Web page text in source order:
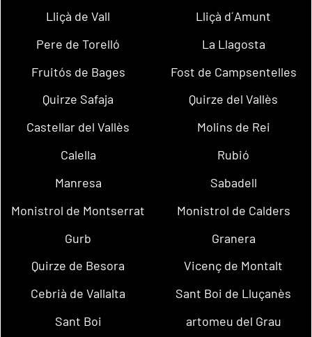
Lliçà de Vall
Lliçà d´Amunt
Pere de Torelló
La Llagosta
Fruitós de Bages
Fost de Campsentelles
Quirze Safaja
Quirze del Vallès
Castellar del Vallès
Molins de Rei
Calella
Rubió
Manresa
Sabadell
Monistrol de Montserrat
Monistrol de Calders
Gurb
Granera
Quirze de Besora
Vicenç de Montalt
Cebrià de Vallalta
Sant Boi de Lluçanès
Sant Boi
artomeu del Grau